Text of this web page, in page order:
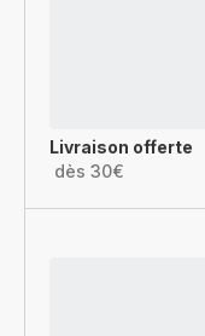
Livraison offerte
dès 30€